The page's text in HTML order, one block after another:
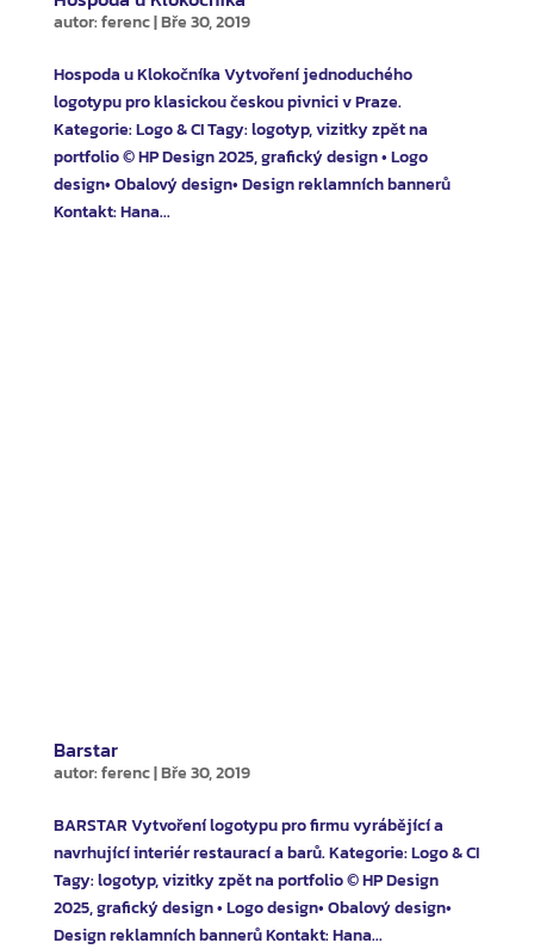
autor:ferenc|Bře 30, 2019
Hospoda u Klokočníka Vytvoření jednoduchého
logotypu pro klasickou českou pivnici v Praze.
Kategorie: Logo & CI Tagy: logotyp, vizitky zpět na
portfolio © HP Design 2025, grafický design • Logo
design• Obalový design• Design reklamních bannerů
Kontakt: Hana...
Barstar
autor:ferenc|Bře 30, 2019
BARSTAR Vytvoření logotypu pro firmu vyrábějící a
navrhující interiér restaurací a barů. Kategorie: Logo & CI
Tagy: logotyp, vizitky zpět na portfolio © HP Design
2025, grafický design • Logo design• Obalový design•
Design reklamních bannerů Kontakt: Hana...